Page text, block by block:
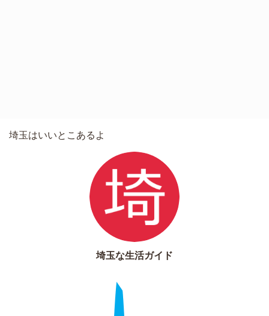
埼玉はいいとこあるよ
埼玉な生活ガイド